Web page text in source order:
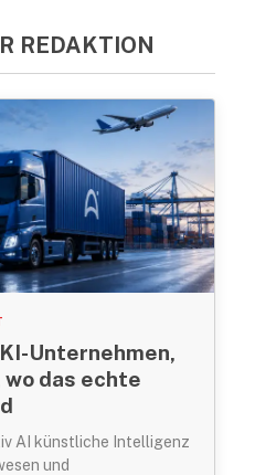
REDAKTION
Unternehmen,
das echte
AI künstliche Intelligenz
und